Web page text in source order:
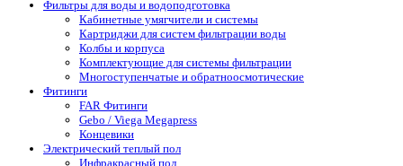
Фильтры для воды и водоподготовка
Кабинетные умягчители и системы
Картриджи для систем фильтрации воды
Колбы и корпуса
Комплектующие для системы фильтрации
Многоступенчатые и обратноосмотические
Фитинги
FAR Фитинги
Gebo / Viega Megapress
Концевики
Электрический теплый пол
Инфракрасный пол